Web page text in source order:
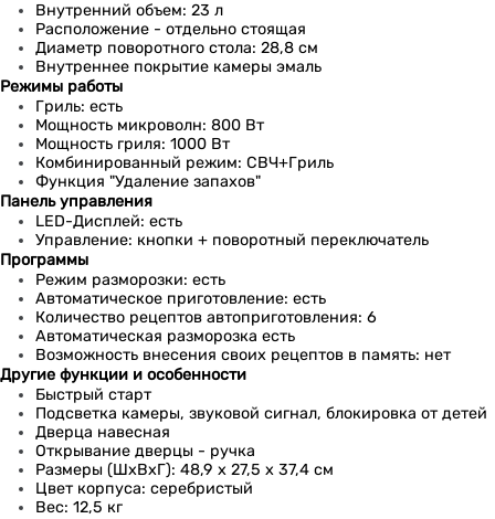
Внутренний объем: 23 л
Расположение - отдельно стоящая
Диаметр поворотного стола: 28,8 см
Внутреннее покрытие камеры эмаль
Режимы работы
Гриль: есть
Мощность микроволн: 800 Вт
Мощность гриля: 1000 Вт
Комбинированный режим: СВЧ+Гриль
Функция "Удаление запахов"
Панель управления
LED-Дисплей: есть
Управление: кнопки + поворотный переключатель
Программы
Режим разморозки: есть
Автоматическое приготовление: есть
Количество рецептов автоприготовления: 6
Автоматическая разморозка есть
Возможность внесения своих рецептов в память: нет
Другие функции и особенности
Быстрый старт
Подсветка камеры, звуковой сигнал, блокировка от детей
Дверца навесная
Открывание дверцы - ручка
Размеры (ШxВxГ): 48,9 x 27,5 х 37,4 см
Цвет корпуса: серебристый
Вес: 12,5 кг